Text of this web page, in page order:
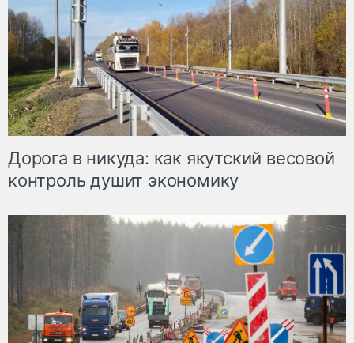
Дорога в никуда: как якутский весовой
контроль душит экономику